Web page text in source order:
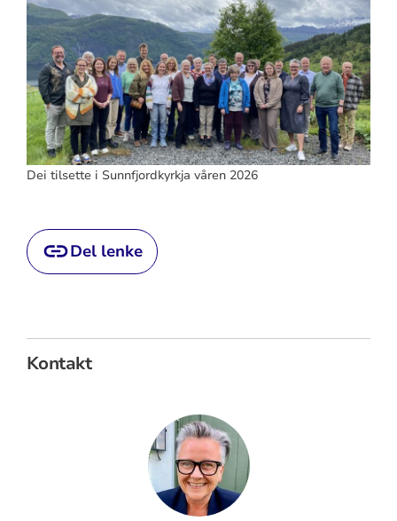
Dei tilsette i Sunnfjordkyrkja våren 2026
Del lenke
Kontakt